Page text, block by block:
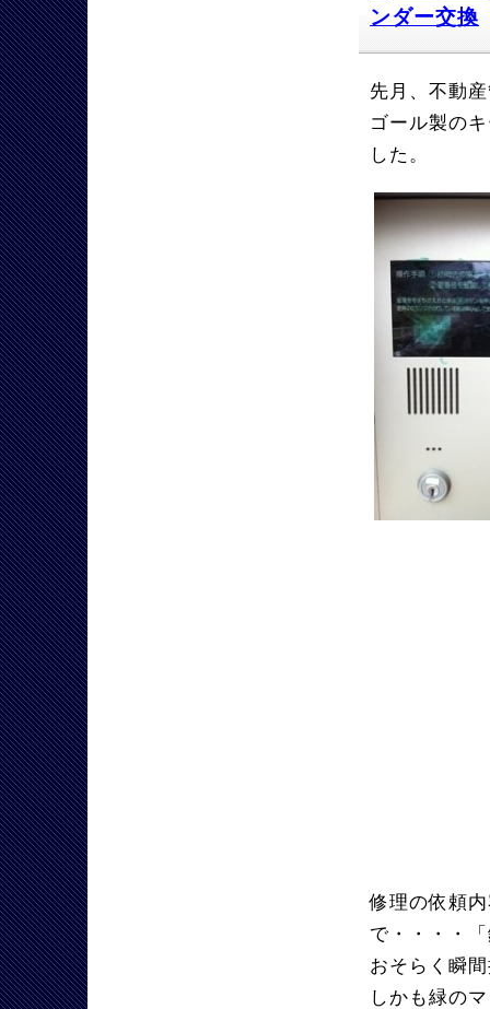
ンダー交換
先月、不動
ゴール製の
した。
修理の依頼
で・・・・
おそらく瞬
しかも緑の